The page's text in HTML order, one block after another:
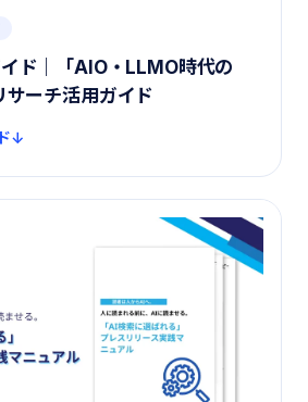
ド｜「AIO・LLMO時代の
サーチ活用ガイド